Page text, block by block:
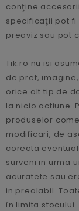
conţine
specificaţii pot
preaviz sau pot
Tik.ro nu isi
de pret,
orice alt tip de
la nicio actiune.
produselor
modificari, de
corecta
surveni in urma
acuratete sau
in prealabil.
în limita stocului.